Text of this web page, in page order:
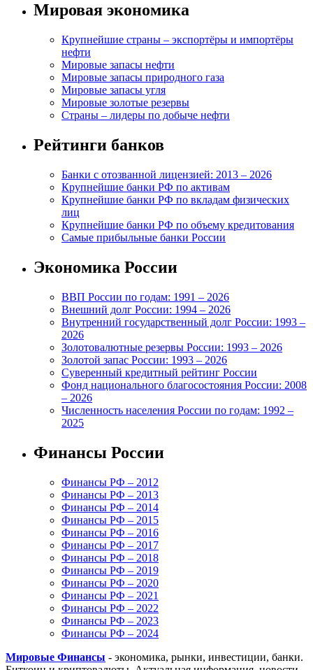
Мировая экономика
Крупнейшие страны – экспортёры и импортёры
нефти
Мировые запасы нефти
Мировые запасы природного газа
Мировые запасы угля
Мировые золотые резервы
Страны – лидеры по добыче нефти
Рейтинги банков
Банки с отозванной лицензией: 2013 – 2026
Крупнейшие банки РФ по активам
Крупнейшие банки РФ по вкладам физических
лиц
Крупнейшие банки РФ по объему кредитования
Самые прибыльные банки России
Экономика России
ВВП России по годам: 1991 – 2026
Внешний долг России: 1994 – 2026
Внутренний государственный долг России: 1993 –
2026
Золотовалютные резервы России: 1993 – 2026
Золотой запас России: 1993 – 2026
Суверенный кредитный рейтинг России
Фонд национального благосостояния России: 2008
– 2026
Численность населения России по годам: 1992 –
2025
Финансы России
Финансы РФ – 2012
Финансы РФ – 2013
Финансы РФ – 2014
Финансы РФ – 2015
Финансы РФ – 2016
Финансы РФ – 2017
Финансы РФ – 2018
Финансы РФ – 2019
Финансы РФ – 2020
Финансы РФ – 2021
Финансы РФ – 2022
Финансы РФ – 2023
Финансы РФ – 2024
Мировые Финансы - экономика, рынки, инвестиции, банки.